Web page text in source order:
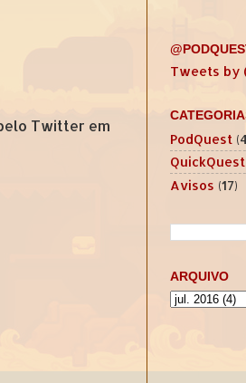
Twitter em
Tweets by
PodQuest
QuickQuest
Avisos (17)
ARQUIVO